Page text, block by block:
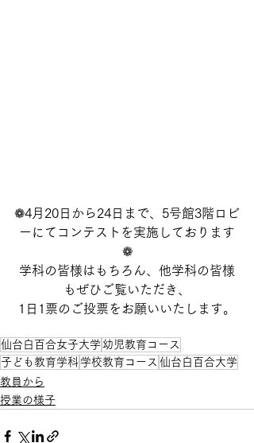
❁4月20日から24日まで、5号館3階ロビ
ーにてコンテストを実施しております
❁
学科の皆様はもちろん、他学科の皆様
もぜひご覧いただき、
1日1票のご投票をお願いいたします。
仙台白百合女子大学幼児教育コース
子ども教育学科学校教育コース 仙台白百合大学
教員から
授業の様子